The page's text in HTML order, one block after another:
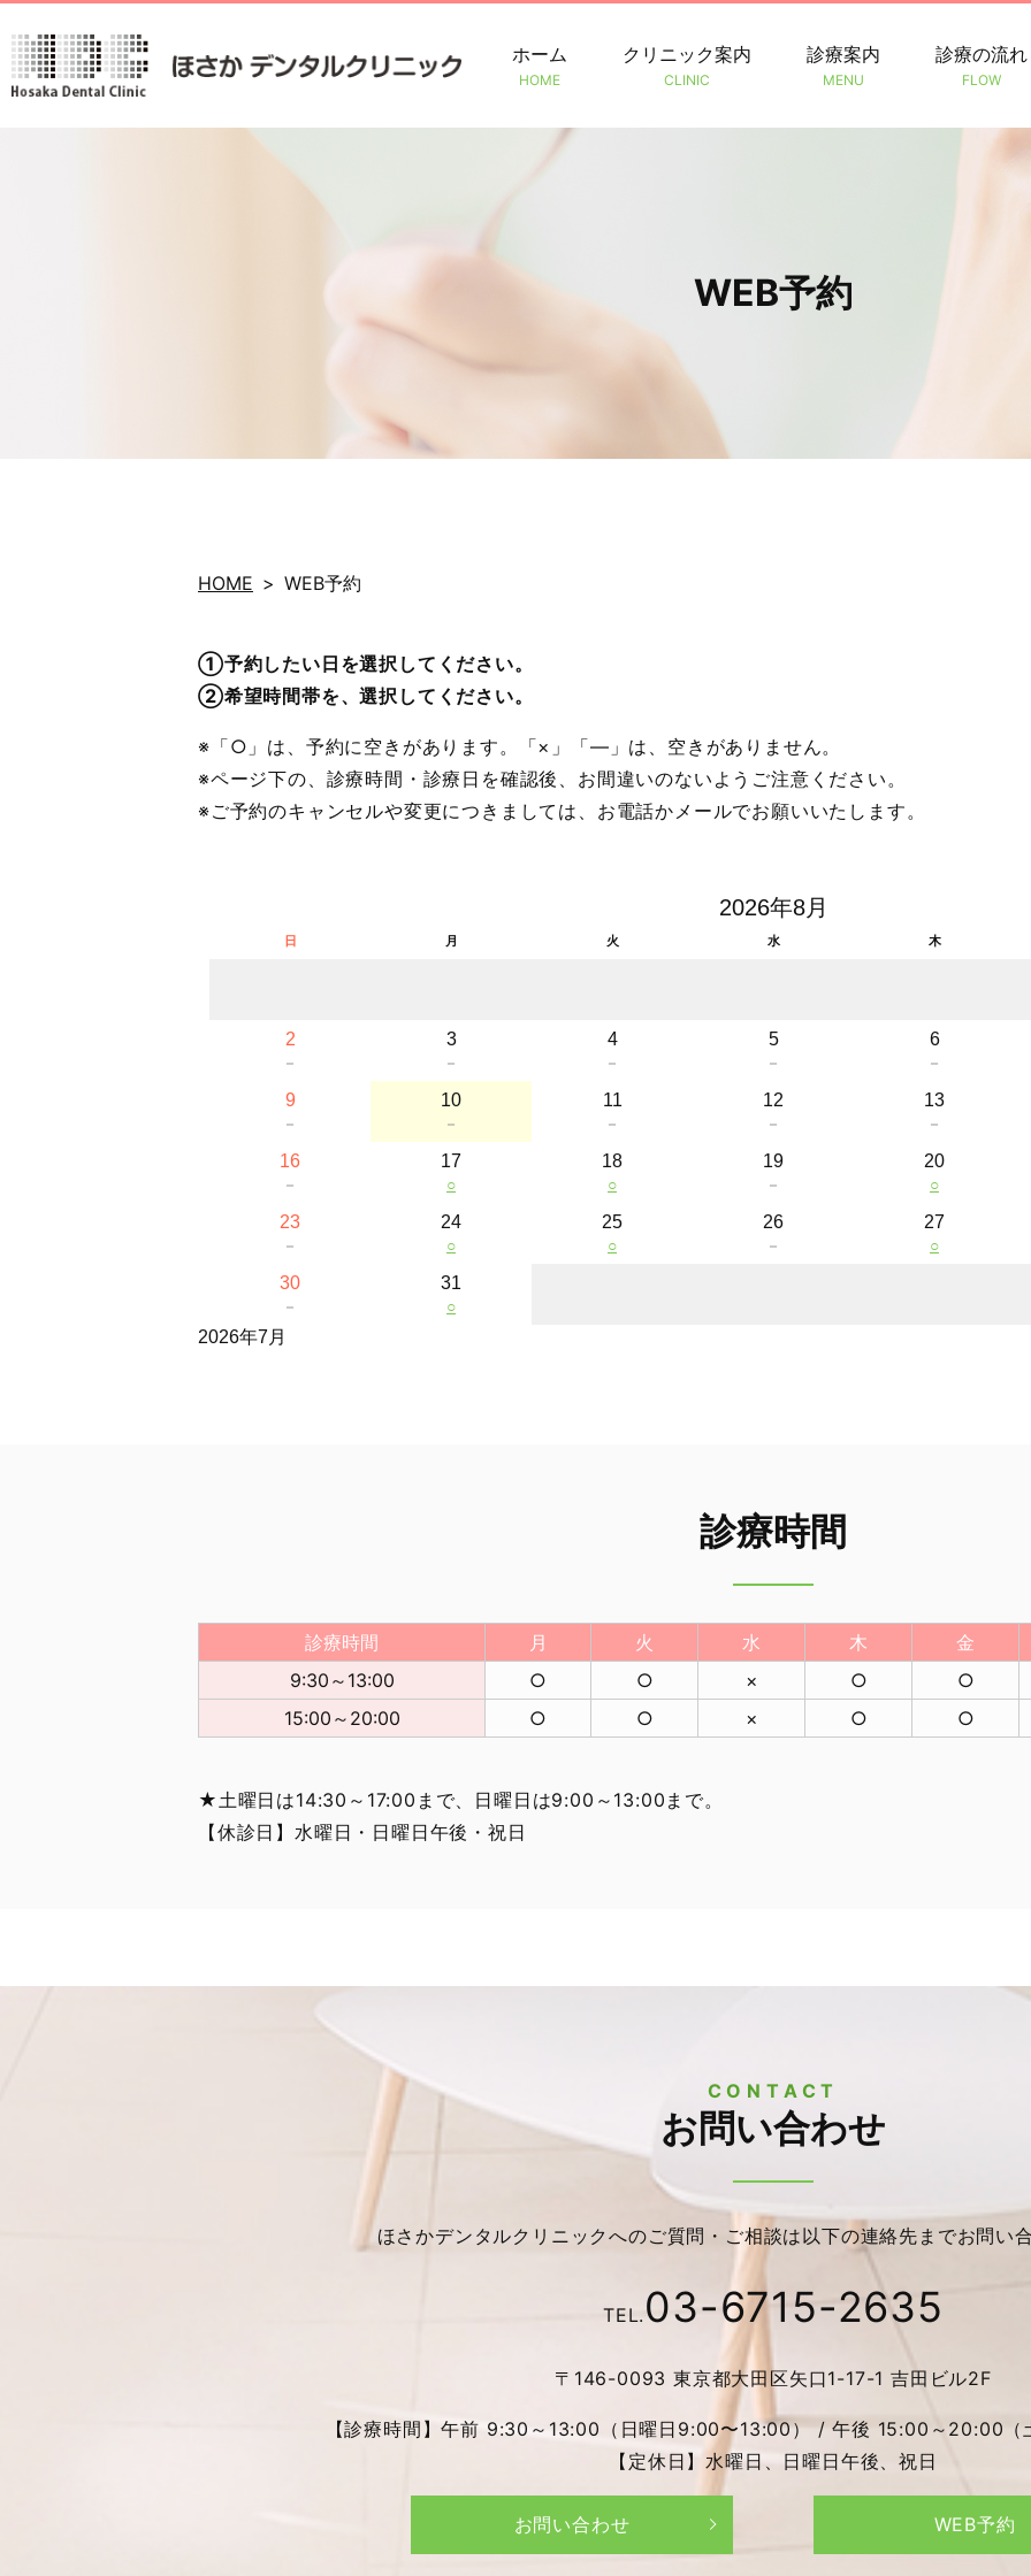
ホーム
HOME
クリニック案内
CLINIC
診療案内
MENU
診療の流れ
FLOW
WEB予約
HOME WEB予約
①予約したい日を選択してください。
②希望時間帯を、選択してください。
※「○」は、予約に空きがあります。「×」「―」は、空きがありません。
※ページ下の、診療時間・診療日を確認後、お間違いのないようご注意ください。
※ご予約のキャンセルや変更につきましては、お電話かメールでお願いいたします。
2026年8月
日 月 火 水 木
2
－
3
－
4
－
5
－
6
－
9
－
10
－
11
－
12
－
13
－
16
－
17
○
18
○
19
－
20
○
23
－
24
○
25
○
26
－
27
○
30
－
31
○
2026年7月
診療時間
診療時間 月 火 水 木 金
9:30～13:00
○ ○ × ○ ○
15:00～20:00
○ ○ × ○ ○
★土曜日は14:30～17:00まで、日曜日は9:00～13:00まで。
【休診日】水曜日・日曜日午後・祝日
CONTACT
お問い合わせ
ほさかデンタルクリニックへのご質問・ご相談は以下の連絡先までお問い
TEL. 03-6715-2635
〒146-0093 東京都大田区矢口1-17-1 吉田ビル2F
【診療時間】午前 9:30～13:00（日曜日9:00〜13:00） / 午後 15:00～20:00（
【定休日】水曜日、日曜日午後、祝日
お問い合わせ WEB予約